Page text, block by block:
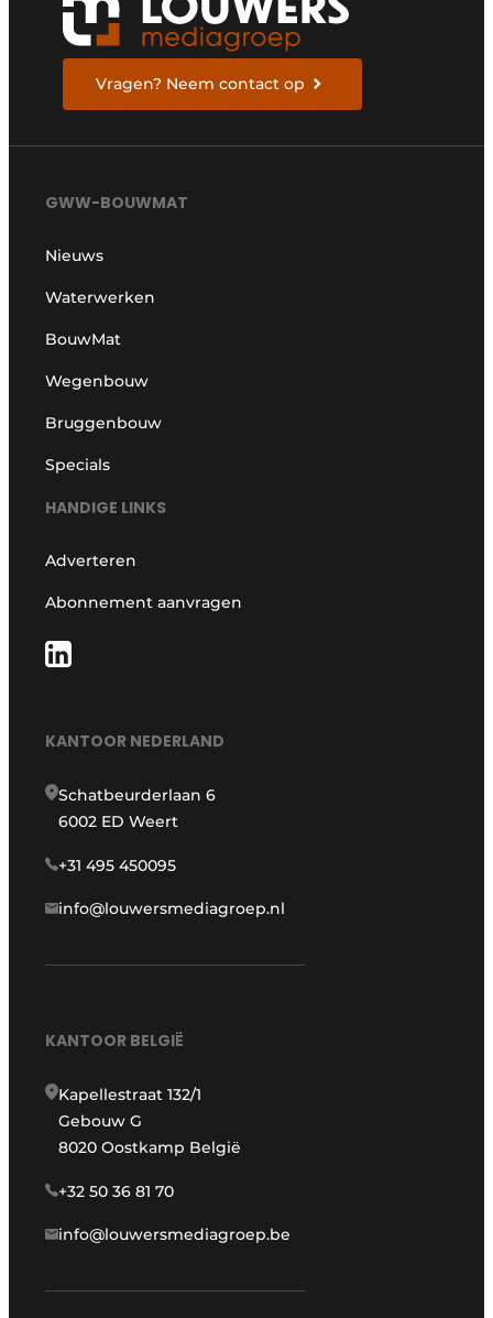
Vragen? Neem contact op
GWW-BOUWMAT
Nieuws
Waterwerken
BouwMat
Wegenbouw
Bruggenbouw
Specials
HANDIGE LINKS
Adverteren
Abonnement aanvragen
KANTOOR NEDERLAND
Schatbeurderlaan 6
6002 ED Weert
+31 495 450095
info@louwersmediagroep.nl
KANTOOR BELGIË
Kapellestraat 132/1
Gebouw G
8020 Oostkamp België
+32 50 36 81 70
info@louwersmediagroep.be